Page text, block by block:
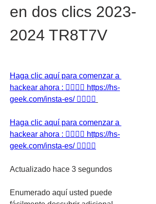
en dos clics 2023-
2024 TR8T7V
Haga clic aquí para comenzar a
hackear ahora : 👉🏻👉🏻 https://hs-
geek.com/insta-es/ 👈🏻👈🏻
Haga clic aquí para comenzar a
hackear ahora : 👉🏻👉🏻 https://hs-
geek.com/insta-es/ 👈🏻👈🏻
Actualizado hace 3 segundos
Enumerado aquí usted puede